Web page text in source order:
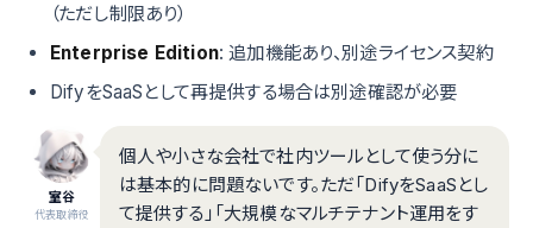
（ただし制限あり）
Enterprise Edition: 追加機能あり、別途ライセンス契約
DifyをSaaSとして再提供する場合は別途確認が必要
室谷
代表取締役
個人や小さな会社で社内ツールとして使う分に
は基本的に問題ないです。ただ「DifyをSaaSとし
て提供する」「大規模なマルチテナント運用をす